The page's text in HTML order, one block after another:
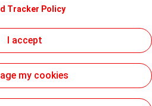
Générales de Vente
légales
Personnelles
Cookies
with French legislation,
cookie settings at any time
my cookies" button. By clicking
agree that we may store all
click on "Decline", only the
Tracker Policy
I accept
my cookies